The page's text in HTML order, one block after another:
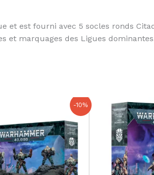
et est fourni avec 5 socles ronds
et marquages des Ligues
-10%
était :
50,00 €.
actuel
est :
45,00 €.
Le
prix
initial
était :
34,50